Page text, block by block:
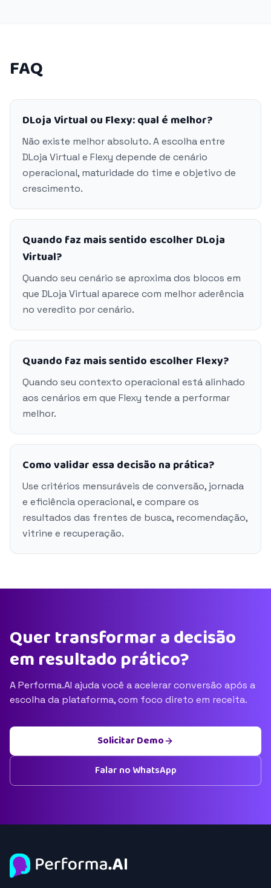
FAQ
DLoja Virtual ou Flexy: qual é melhor?
Não existe melhor absoluto. A escolha entre
DLoja Virtual e Flexy depende de cenário
operacional, maturidade do time e objetivo de
crescimento.
Quando faz mais sentido escolher DLoja
Virtual?
Quando seu cenário se aproxima dos blocos em
que DLoja Virtual aparece com melhor aderência
no veredito por cenário.
Quando faz mais sentido escolher Flexy?
Quando seu contexto operacional está alinhado
aos cenários em que Flexy tende a performar
melhor.
Como validar essa decisão na prática?
Use critérios mensuráveis de conversão, jornada
e eficiência operacional, e compare os
resultados das frentes de busca, recomendação,
vitrine e recuperação.
Quer transformar a decisão
em resultado prático?
A Performa.AI ajuda você a acelerar conversão após a
escolha da plataforma, com foco direto em receita.
Solicitar Demo
Falar no WhatsApp